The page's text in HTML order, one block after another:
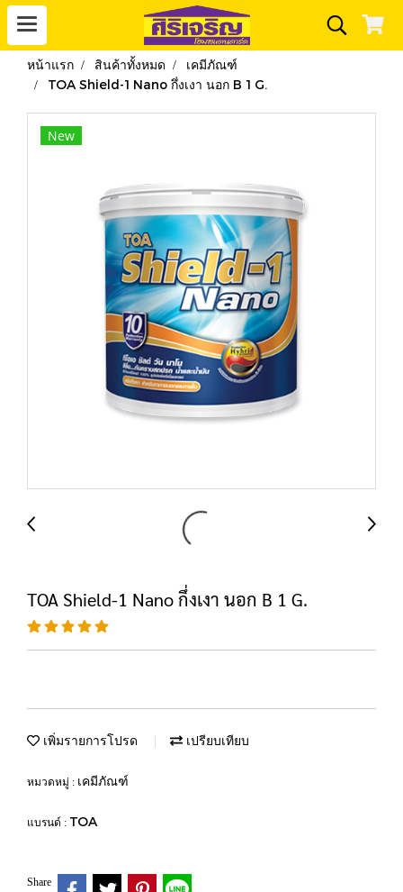
หน้าแรก สินค้าทั้งหมด
เคมีภัณฑ์
TOA Shield-1 Nano กึ่งเงา นอก B 1 G.
New
TOA Shield-1 Nano กึ่งเงา นอก B 1 G.
เพิ่มรายการโปรด เปรียบเทียบ
หมวดหมู่ : เคมีภัณฑ์
แบรนด์ : TOA
Share